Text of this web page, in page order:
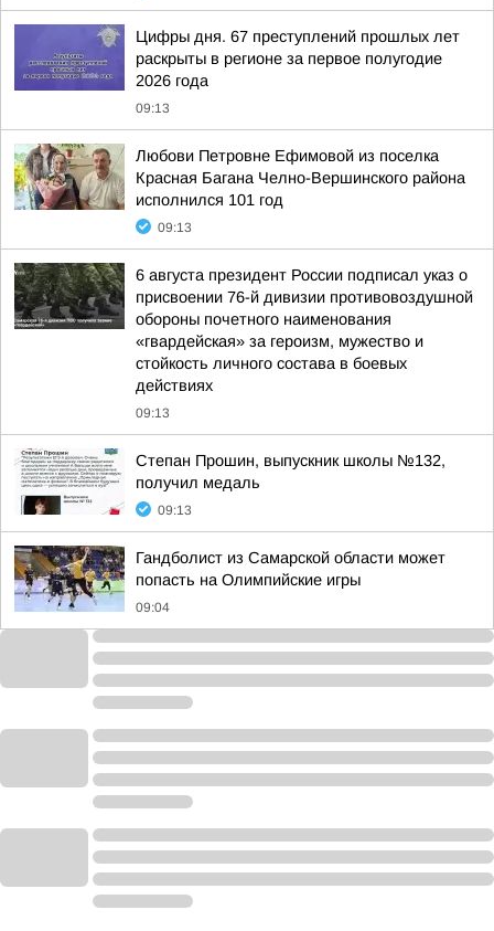
Цифры дня. 67 преступлений прошлых лет
раскрыты в регионе за первое полугодие
2026 года
09:13
Любови Петровне Ефимовой из поселка
Красная Багана Челно-Вершинского района
исполнился 101 год
09:13
6 августа президент России подписал указ о
присвоении 76-й дивизии противовоздушной
обороны почетного наименования
«гвардейская» за героизм, мужество и
стойкость личного состава в боевых
действиях
09:13
Степан Прошин, выпускник школы №132,
получил медаль
09:13
Гандболист из Самарской области может
попасть на Олимпийские игры
09:04